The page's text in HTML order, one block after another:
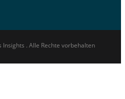
. Alle Rechte vorbehalten